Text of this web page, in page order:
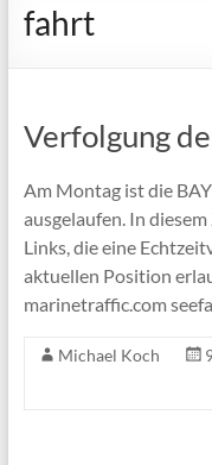
fahrt
Verfolgung
Am Montag ist die
ausgelaufen. In
Links, die eine
aktuellen Position
marinetraffic.com
Michael Koch